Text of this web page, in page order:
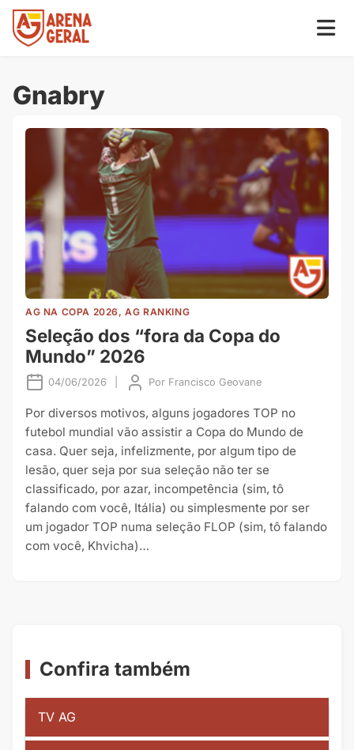
Gnabry
AG NA COPA 2026, AG RANKING
Seleção dos “fora da Copa do
Mundo” 2026
04/06/2026 Por Francisco Geovane
Por diversos motivos, alguns jogadores TOP no
futebol mundial vão assistir a Copa do Mundo de
casa. Quer seja, infelizmente, por algum tipo de
lesão, quer seja por sua seleção não ter se
classificado, por azar, incompetência (sim, tô
falando com você, Itália) ou simplesmente por ser
um jogador TOP numa seleção FLOP (sim, tô falando
com você, Khvicha)…
Confira também
TV AG